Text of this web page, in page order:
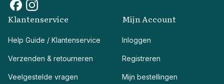
Klantenservice
Help Guide / Klantenservice
Verzenden & retourneren
Veelgestelde vragen
Mijn Account
Inloggen
Registreren
Mijn bestellingen